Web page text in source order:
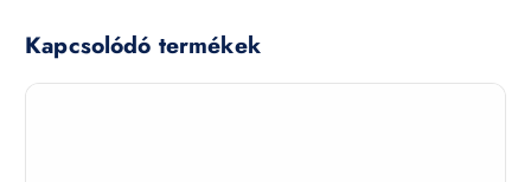
Kapcsolódó termékek